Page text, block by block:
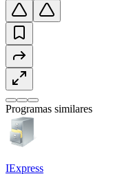
Programas similares
IExpress